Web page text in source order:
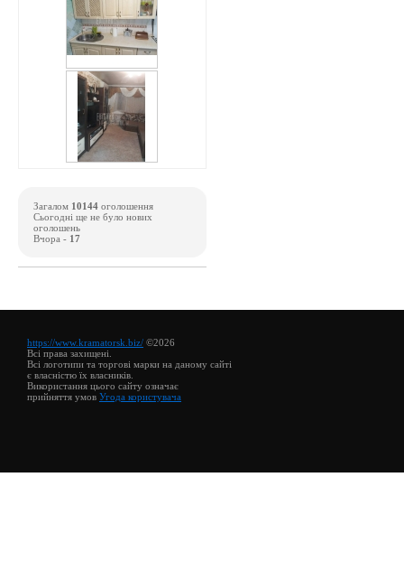
Загалом 10144 оголошення
Сьогодні ще не було нових
оголошень
Вчора - 17
https://www.kramatorsk.biz/ ©2026
Всі права захищені.
Всі логотипи та торгові марки на даному сайті
є власністю їх власників.
Використання цього сайту означає
прийняття умов Угода користувача